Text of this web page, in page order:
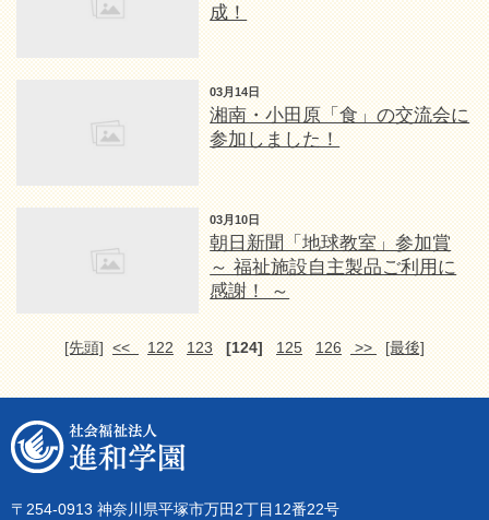
成！
03月14日
湘南・小田原「食」の交流会に
参加しました！
03月10日
朝日新聞「地球教室」参加賞
～ 福祉施設自主製品ご利用に
感謝！ ～
[先頭] << 122 123 [124] 125 126 >> [最後]
〒254-0913 神奈川県平塚市万田2丁目12番22号